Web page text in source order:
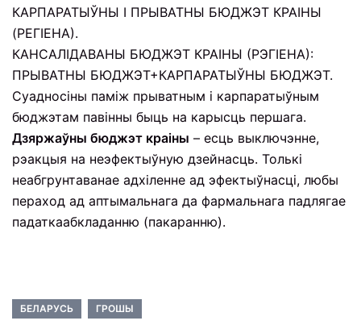
КАРПАРАТЫЎНЫ І ПРЫВАТНЫ БЮДЖЭТ КРАІНЫ
(РЕГІЕНА).
КАНСАЛІДАВАНЫ БЮДЖЭТ КРАІНЫ (РЭГІЕНА):
ПРЫВАТНЫ БЮДЖЭТ+КАРПАРАТЫЎНЫ БЮДЖЭТ.
Суадносіны паміж прыватным і карпаратыўным
бюджэтам павінны быць на карысць першага.
Дзяржаўны бюджэт краіны – есць выключэнне,
рэакцыя на неэфектыўную дзейнасць. Толькі
неабгрунтаванае адхіленне ад эфектыўнасці, любы
пераход ад аптымальнага да фармальнага падлягае
падаткаабкладанню (пакаранню).
БЕЛАРУСЬ ГРОШЫ